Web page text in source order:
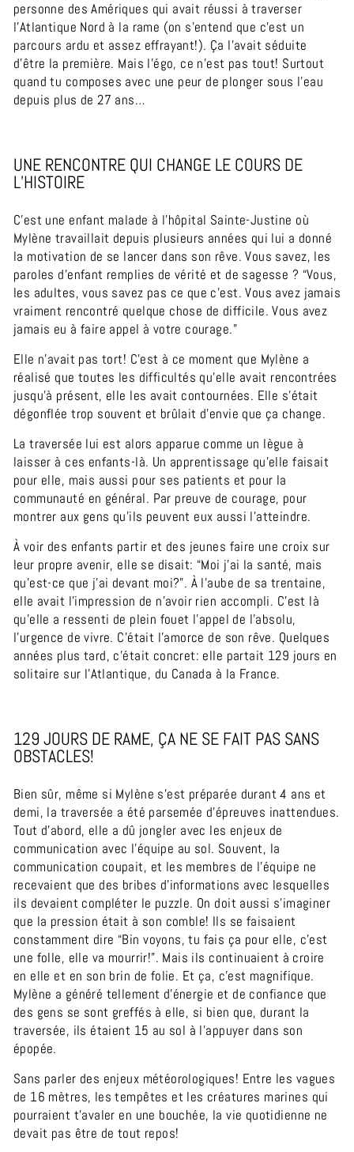
personne des Amériques qui avait réussi à traverser
l’Atlantique Nord à la rame (on s’entend que c’est un
parcours ardu et assez effrayant!). Ça l’avait séduite
d’être la première. Mais l’égo, ce n’est pas tout! Surtout
quand tu composes avec une peur de plonger sous l’eau
depuis plus de 27 ans…
UNE RENCONTRE QUI CHANGE LE COURS DE
L’HISTOIRE
C’est une enfant malade à l’hôpital Sainte-Justine où
Mylène travaillait depuis plusieurs années qui lui a donné
la motivation de se lancer dans son rêve. Vous savez, les
paroles d’enfant remplies de vérité et de sagesse ? “Vous,
les adultes, vous savez pas ce que c’est. Vous avez jamais
vraiment rencontré quelque chose de difficile. Vous avez
jamais eu à faire appel à votre courage.”
Elle n’avait pas tort! C’est à ce moment que Mylène a
réalisé que toutes les difficultés qu’elle avait rencontrées
jusqu’à présent, elle les avait contournées. Elle s’était
dégonflée trop souvent et brûlait d’envie que ça change.
La traversée lui est alors apparue comme un lègue à
laisser à ces enfants-là. Un apprentissage qu’elle faisait
pour elle, mais aussi pour ses patients et pour la
communauté en général. Par preuve de courage, pour
montrer aux gens qu’ils peuvent eux aussi l’atteindre.
À voir des enfants partir et des jeunes faire une croix sur
leur propre avenir, elle se disait: “Moi j’ai la santé, mais
qu’est-ce que j’ai devant moi?”. À l’aube de sa trentaine,
elle avait l’impression de n’avoir rien accompli. C’est là
qu’elle a ressenti de plein fouet l’appel de l’absolu,
l’urgence de vivre. C’était l’amorce de son rêve. Quelques
années plus tard, c’était concret: elle partait 129 jours en
solitaire sur l’Atlantique, du Canada à la France.
129 JOURS DE RAME, ÇA NE SE FAIT PAS SANS
OBSTACLES!
Bien sûr, même si Mylène s’est préparée durant 4 ans et
demi, la traversée a été parsemée d’épreuves inattendues.
Tout d’abord, elle a dû jongler avec les enjeux de
communication avec l’équipe au sol. Souvent, la
communication coupait, et les membres de l’équipe ne
recevaient que des bribes d’informations avec lesquelles
ils devaient compléter le puzzle. On doit aussi s’imaginer
que la pression était à son comble! Ils se faisaient
constamment dire “Bin voyons, tu fais ça pour elle, c’est
une folle, elle va mourrir!”. Mais ils continuaient à croire
en elle et en son brin de folie. Et ça, c’est magnifique.
Mylène a généré tellement d’énergie et de confiance que
des gens se sont greffés à elle, si bien que, durant la
traversée, ils étaient 15 au sol à l’appuyer dans son
épopée.
Sans parler des enjeux météorologiques! Entre les vagues
de 16 mètres, les tempêtes et les créatures marines qui
pourraient t’avaler en une bouchée, la vie quotidienne ne
devait pas être de tout repos!